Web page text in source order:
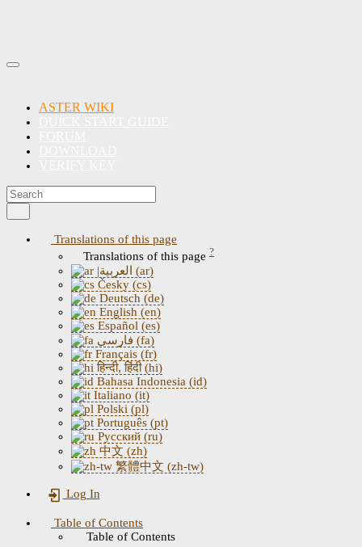
ASTER WIKI
Translations of this page
Translations of this page ?
|العربية (ar)
Česky (cs)
Deutsch (de)
English (en)
Español (es)
فارسی (fa)
Français (fr)
हिन्दी, हिंदी (hi)
Bahasa Indonesia (id)
Italiano (it)
Polski (pl)
Português (pt)
Русский (ru)
中文 (zh)
繁體中文 (zh-tw)
Log In
Table of Contents
Table of Contents